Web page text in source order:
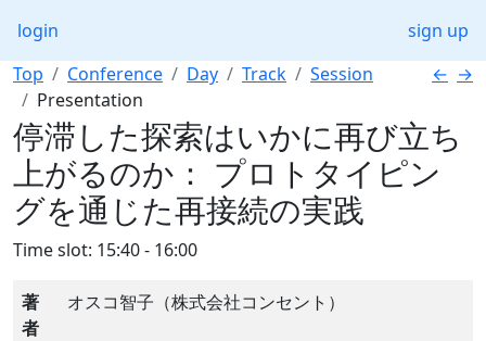
login
sign up
← →
Top Conference Day Track
Session
Presentation
停滞した探索はいかに再び⽴ち
上がるのか： プロトタイピン
グを通じた再接続の実践
Time slot: 15:40 - 16:00
著
者
オスコ智子（株式会社コンセント）